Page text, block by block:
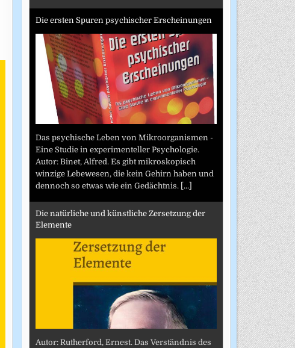
Die ersten Spuren psychischer Erscheinungen
Das psychische Leben von Mikroorganismen -
Eine Studie in experimenteller Psychologie.
Autor: Binet, Alfred. Es gibt mikroskopisch
winzige Lebewesen, die kein Gehirn haben und
dennoch so etwas wie ein Gedächtnis. [...]
Die natürliche und künstliche Zersetzung der
Elemente
Autor: Rutherford, Ernest. Das Verständnis des